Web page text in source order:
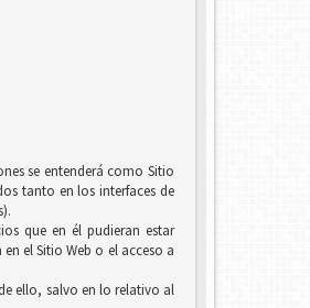
se entenderá como Sitio
tanto en los interfaces de
que en él pudieran estar
el Sitio Web o el acceso a
ello, salvo en lo relativo al